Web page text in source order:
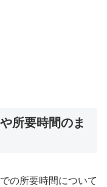
所要時間のま
の所要時間について